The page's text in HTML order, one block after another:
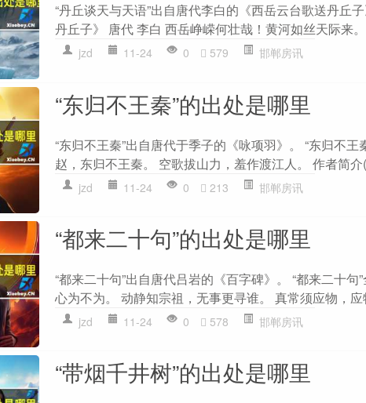
“丹丘谈天与天语”出自唐代李白的《西岳云台歌送丹丘
丹丘子》 唐代 李白 西岳峥嵘何壮哉！黄河如丝天际来
jzd 11-24 0 579 邯郸房讯
“东归不王秦”的出处是哪里
“东归不王秦”出自唐代于季子的《咏项羽》。 “东归不
赵，东归不王秦。 空歌拔山力，羞作渡江人。 作者简介
jzd 11-24 0 213 邯郸房讯
“都来二十句”的出处是哪里
“都来二十句”出自唐代吕岩的《百字碑》。 “都来二十
心为不为。 动静知宗祖，无事更寻谁。 真常须应物，应
jzd 11-24 0 578 邯郸房讯
“带烟千井树”的出处是哪里